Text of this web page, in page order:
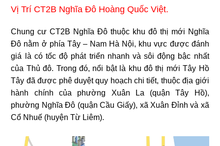
Vị Trí CT2B Nghĩa Đô Hoàng Quốc Việt.
Chung cư CT2B Nghĩa Đô thuộc khu đô thị mới Nghĩa
Đô nằm ở phía Tây – Nam Hà Nội, khu vực được đánh
giá là có tốc độ phát triển nhanh và sôi động bậc nhất
của Thủ đô. Trong đó, nổi bật là khu đô thị mới Tây Hồ
Tây đã được phê duyệt quy hoạch chi tiết, thuộc địa giới
hành chính của phường Xuân La (quận Tây Hồ),
phường Nghĩa Đô (quận Cầu Giấy), xã Xuân Đỉnh và xã
Cổ Nhuế (huyện Từ Liêm).